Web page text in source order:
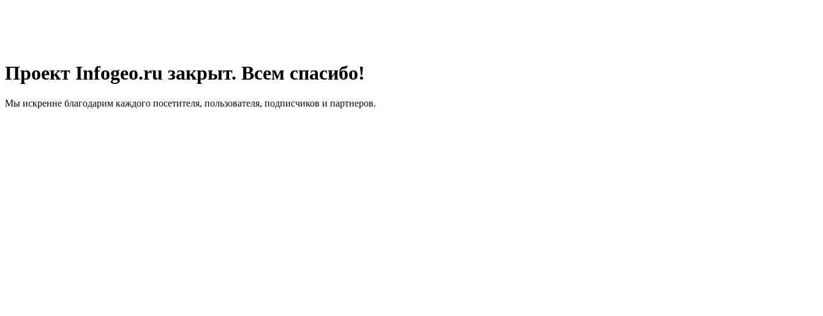
Проект Infogeo.ru закрыт. Всем спасибо!
Мы искренне благодарим каждого посетителя, пользователя, подписчиков и партнеров.